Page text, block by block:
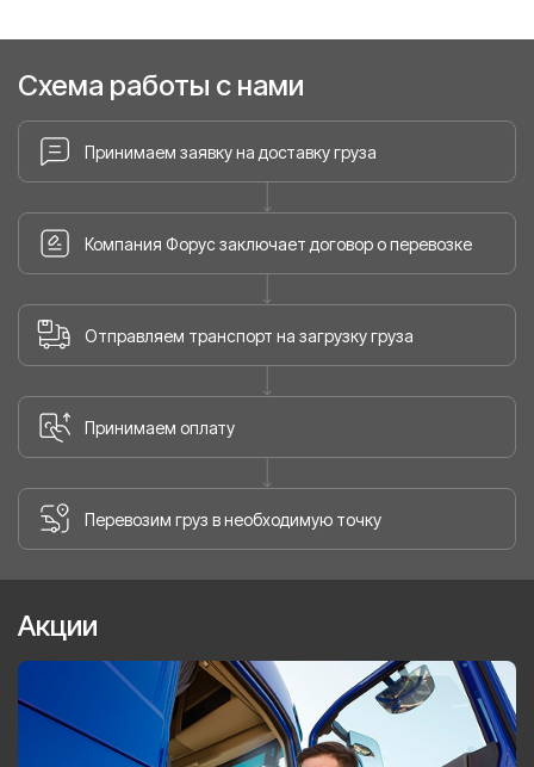
Схема работы с нами
Принимаем заявку на доставку груза
Компания Форус заключает договор о перевозке
Отправляем транспорт на загрузку груза
Принимаем оплату
Перевозим груз в необходимую точку
Акции